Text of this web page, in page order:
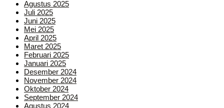
Agustus 2025
Juli 2025
Juni 2025
Mei 2025
April 2025
Maret 2025
Februari 2025
Januari 2025
Desember 2024
November 2024
Oktober 2024
September 2024
Agustus 2024